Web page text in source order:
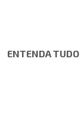
ENTENDA TUDO